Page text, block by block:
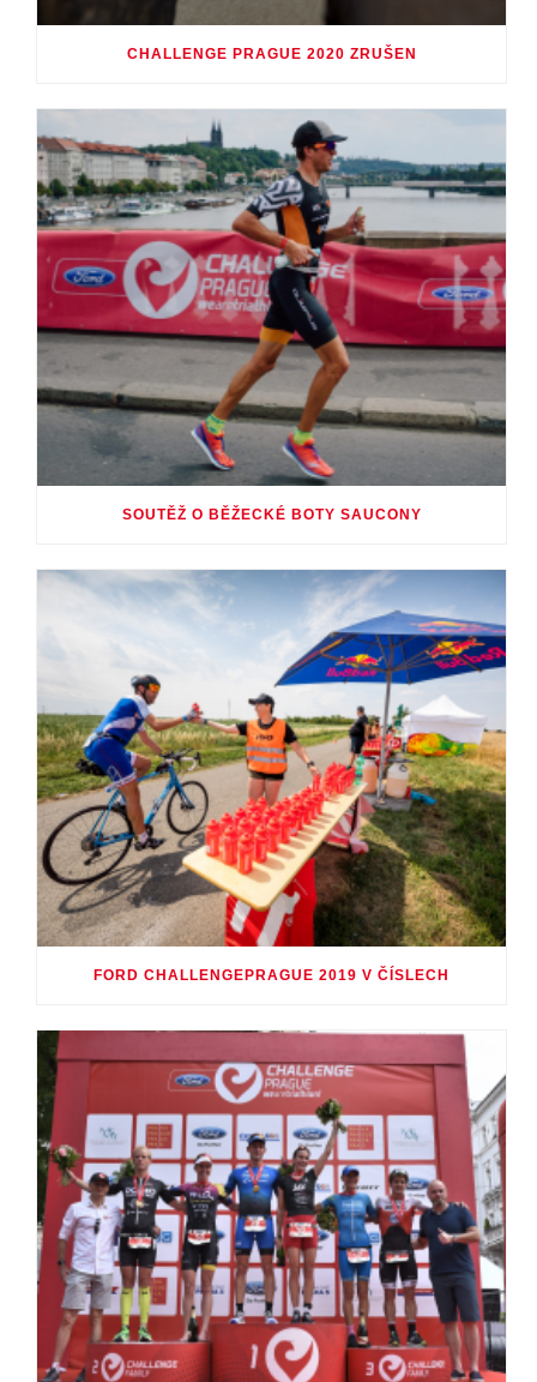
CHALLENGE PRAGUE 2020 ZRUŠEN
SOUTĚŽ O BĚŽECKÉ BOTY SAUCONY
FORD CHALLENGEPRAGUE 2019 V ČÍSLECH